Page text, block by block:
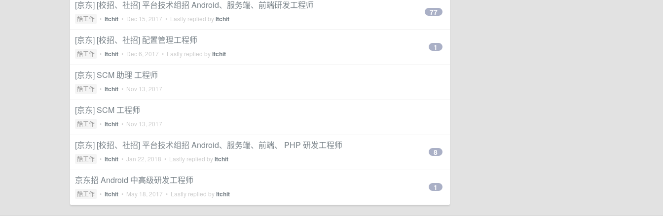
[京东] [校招、社招] 平台技术组招 Android、服务端、前端研发工程师
酷工作 • ltchit • Dec 15, 2017 • Lastly replied byltchit
77
[京东] [校招、社招] 配置管理工程师
酷工作 • ltchit • Dec 6, 2017 • Lastly replied byltchit
1
[京东] SCM 助理 工程师
酷工作 • ltchit • Nov 13, 2017
[京东] SCM 工程师
酷工作 • ltchit • Nov 13, 2017
[京东] [校招、社招] 平台技术组招 Android、服务端、前端、 PHP 研发工程师
酷工作 • ltchit • Jan 22, 2018 • Lastly replied byltchit
8
京东招 Android 中高级研发工程师
酷工作 • ltchit • May 18, 2017 • Lastly replied byltchit
1